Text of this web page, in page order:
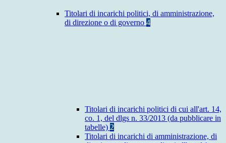
Titolari di incarichi politici, di amministrazione,
di direzione o di governo 4
Titolari di incarichi politici di cui all'art. 14,
co. 1, del dlgs n. 33/2013 (da pubblicare in
tabelle) 2
Titolari di incarichi di amministrazione, di